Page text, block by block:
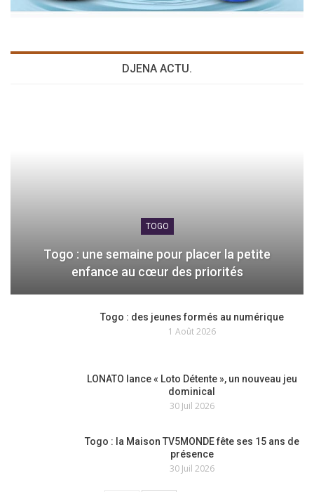
DJENA ACTU.
TOGO
Togo : une semaine pour placer la petite
enfance au cœur des priorités
Togo : des jeunes formés au numérique
1 Août 2026
LONATO lance « Loto Détente », un nouveau jeu
dominical
30 Juil 2026
Togo : la Maison TV5MONDE fête ses 15 ans de
présence
30 Juil 2026